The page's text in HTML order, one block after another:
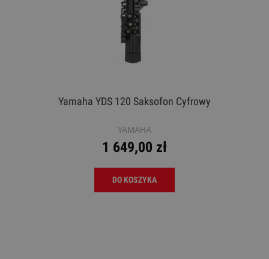
Yamaha YDS 120 Saksofon Cyfrowy
YAMAHA
1 649,00 zł
DO KOSZYKA